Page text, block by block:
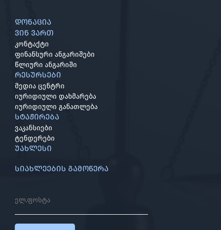
დონაცია
ვინ ვართ
კონტაქტი
ფინანსური ანგარიშები
წლიური ანგარიში
რესურსები
მედია ცენტრი
იურიდიული დახმარება
იურიდიული განათლება
სტაჟირება
ვაკანსიები
ტენდერები
უახლესი
სიახლეების გამოწერა